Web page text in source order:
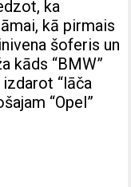
ka
kā pirmais
šoferis un
kāds “BMW”
“lāča
“Opel”